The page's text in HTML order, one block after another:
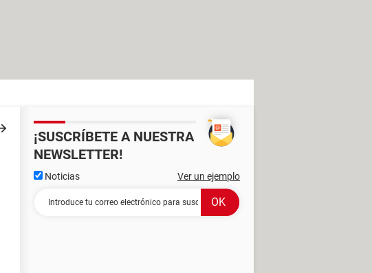
¡SUSCRÍBETE A NUESTRA
NEWSLETTER!
Noticias Ver un ejemplo